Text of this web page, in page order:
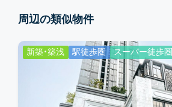
周辺の類似物件
新築・築浅 駅徒歩圏 スーパー徒歩圏